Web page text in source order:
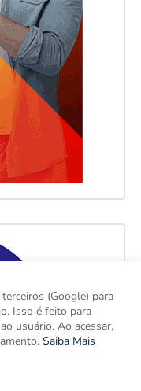
(Google) para
Isso é feito para
usuário. Ao acessar,
Saiba Mais